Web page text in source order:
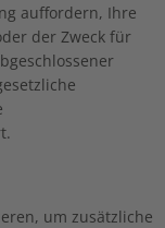
auffordern, Ihre
der Zweck für
um zusätzliche